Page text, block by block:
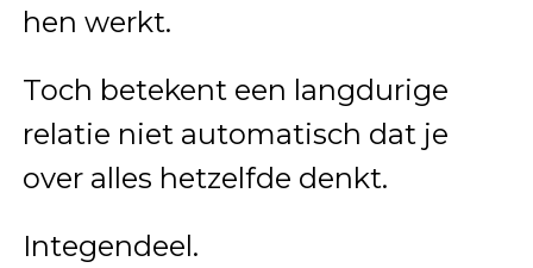
hen werkt.
Toch betekent een langdurige
relatie niet automatisch dat je
over alles hetzelfde denkt.
Integendeel.